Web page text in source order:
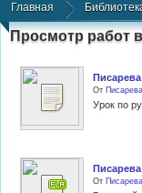
Главная
Просмотр работ
От
От